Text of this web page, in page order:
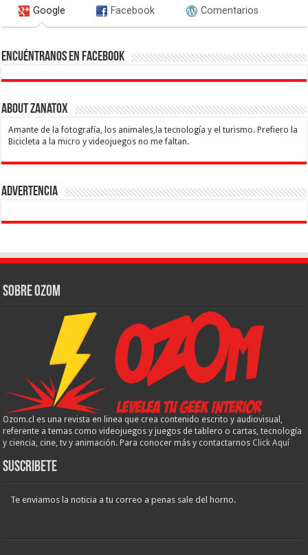
Google Facebook Comentarios
Encuéntranos en Facebook
About Zanatox
Amante de la fotografía, los animales,la tecnología y el turismo. Prefiero la
Bicicleta a la micro y videojuegos no me faltan.
Advertencia
Sobre Ozom
Ozom.cl es una revista en linea que crea contenido escrito y audiovisual,
referente a temas como videojuegos y juegos de tablero o cartas, tecnología
y ciencia, cine, tv y animación. Para conocer más y contactarnos Click Aquí
Suscribete
Te enviamos la noticia a tu correo a penas sale del horno.